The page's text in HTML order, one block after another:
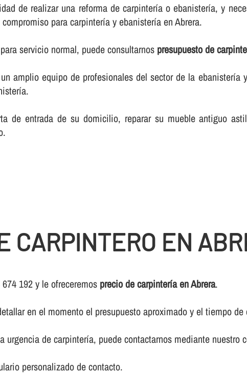
de realizar una reforma de carpinterí­a o ebanisterí­a, y
para carpinterí­a y ebanisterí­a en Abrera.
servicio normal, puede consultarnos presupuesto de
amplio equipo de profesionales del sector de la
de entrada de su domicilio, reparar su mueble antiguo
CARPINTERO EN
192 y le ofreceremos precio de carpinterí­a en Abrera.
en el momento el presupuesto aproximado y el tiempo
urgencia de carpinterí­a, puede contactarnos mediante nuestro
personalizado de contacto.